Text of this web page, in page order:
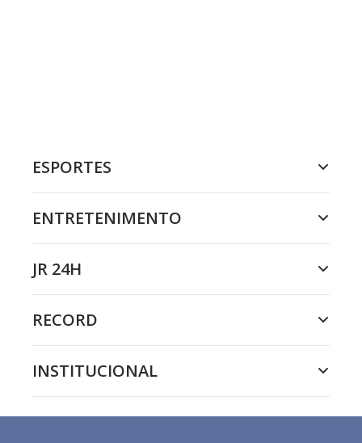
ESPORTES
ENTRETENIMENTO
JR 24H
RECORD
INSTITUCIONAL